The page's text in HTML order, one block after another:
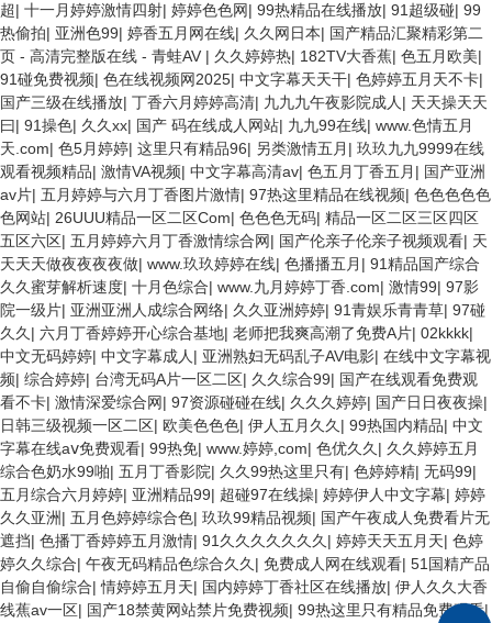
超| 十一月婷婷激情四射| 婷婷色色网| 99热精品在线播放| 91超级碰| 99
热偷拍| 亚洲色99| 婷香五月网在线| 久久网日本| 国产精品汇聚精彩第二
页 - 高清完整版在线 - 青蛙AV | 久久婷婷热| 182TV大香蕉| 色五月欧美|
91碰免费视频| 色在线视频网2025| 中文字幕天天干| 色婷婷五月天不卡|
国产三级在线播放| 丁香六月婷婷高清| 九九九午夜影院成人 | 天天操天天
曰| 91操色| 久久xx| 国产 码在线成人网站| 九九99在线| www.色情五月
天.com| 色5月婷婷| 这里只有精品96| 另类激情五月 | 玖玖九九9999在线
观看视频精品| 激情VA视频| 中文字幕高清av| 色五月丁香五月 | 国产亚洲
av片| 五月婷婷与六月丁香图片激情| 97热这里精品在线视频| 色色色色色
色网站| 26UUU精品一区二区Com| 色色色无码| 精品一区二区三区四区
五区六区| 五月婷婷六月丁香激情综合网| 国产伦亲子伦亲子视频观看| 天
天天天做夜夜夜夜做| www.玖玖婷婷在线| 色播播五月 | 91精品国产综合
久久蜜芽解析速度| 十月色综合| www.九月婷婷丁香.com| 激情99| 97影
院一级片| 亚洲亚洲人成综合网络| 久久亚洲婷婷| 91青娱乐青青草| 97碰
久久 | 六月丁香婷婷开心综合基地| 老师把我爽高潮了免费A片| 02kkkk|
中文无码婷婷| 中文字幕成人 | 亚洲熟妇无码乱子AV电影| 在线中文字幕视
频| 综合婷婷| 台湾无码A片一区二区| 久久综合99| 国产在线观看免费观
看不卡| 激情深爱综合网| 97资源碰碰在线| 久久久婷婷| 国产日日夜夜操|
日韩三级视频一区二区| 欧美色色色| 伊人五月久久 | 99热国内精品| 中文
字幕在线aⅴ免费观看| 99热免| www.婷婷,com| 色优久久 | 久久婷婷五月
综合色奶水99啪| 五月丁香影院| 久久99热这里只有| 色婷婷精| 无码99|
五月综合六月婷婷| 亚洲精品99| 超碰97在线操| 婷婷伊人中文字幕| 婷婷
久久亚洲| 五月色婷婷综合色| 玖玖99精品视频| 国产午夜成人免费看片无
遮挡| 色播丁香婷婷五月激情| 91久久久久久久久 | 婷婷天天五月天| 色婷
婷久久综合| 午夜无码精品色综合久久 | 免费成人网在线观看| 51国精产品
自偷自偷综合|情婷婷五月天| 国内婷婷丁香社区在线播放| 伊人久久大香
线蕉av一区| 国产18禁黄网站禁片免费视频| 99热这里只有精品免费观看|